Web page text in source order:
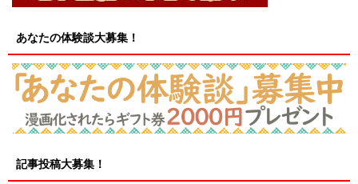
あなたの体験談大募集！
記事投稿大募集！